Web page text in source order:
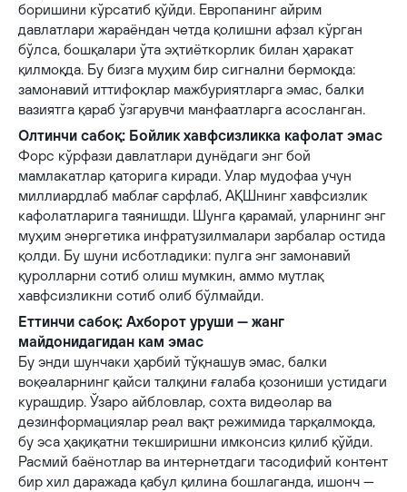
боришини кўрсатиб қўйди. Европанинг айрим
давлатлари жараёндан четда қолишни афзал кўрган
бўлса, бошқалари ўта эҳтиёткорлик билан ҳаракат
қилмоқда. Бу бизга муҳим бир сигнални бермоқда:
замонавий иттифоқлар мажбуриятларга эмас, балки
вазиятга қараб ўзгарувчи манфаатларга асосланган.
Олтинчи сабоқ: Бойлик хавфсизликка кафолат эмас
Форс кўрфази давлатлари дунёдаги энг бой
мамлакатлар қаторига киради. Улар мудофаа учун
миллиардлаб маблағ сарфлаб, АҚШнинг хавфсизлик
кафолатларига таянишди. Шунга қарамай, уларнинг энг
муҳим энергетика инфратузилмалари зарбалар остида
қолди. Бу шуни исботладики: пулга энг замонавий
қуролларни сотиб олиш мумкин, аммо мутлақ
хавфсизликни сотиб олиб бўлмайди.
Еттинчи сабоқ: Ахборот уруши — жанг
майдонидагидан кам эмас
Бу энди шунчаки ҳарбий тўқнашув эмас, балки
воқеаларнинг қайси талқини ғалаба қозониши устидаги
курашдир. Ўзаро айбловлар, сохта видеолар ва
дезинформациялар реал вақт режимида тарқалмоқда,
бу эса ҳақиқатни текширишни имконсиз қилиб қўйди.
Расмий баёнотлар ва интернетдаги тасодифий контент
бир хил даражада қабул қилина бошлаганда, ишонч —